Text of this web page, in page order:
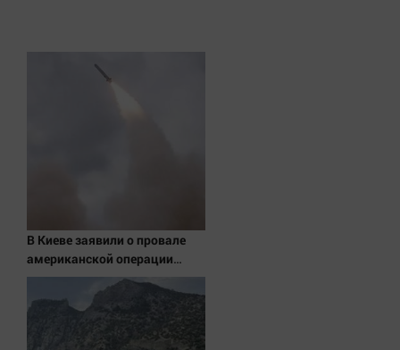
В Киеве заявили о провале
американской операции
«Убей лучника» против
России